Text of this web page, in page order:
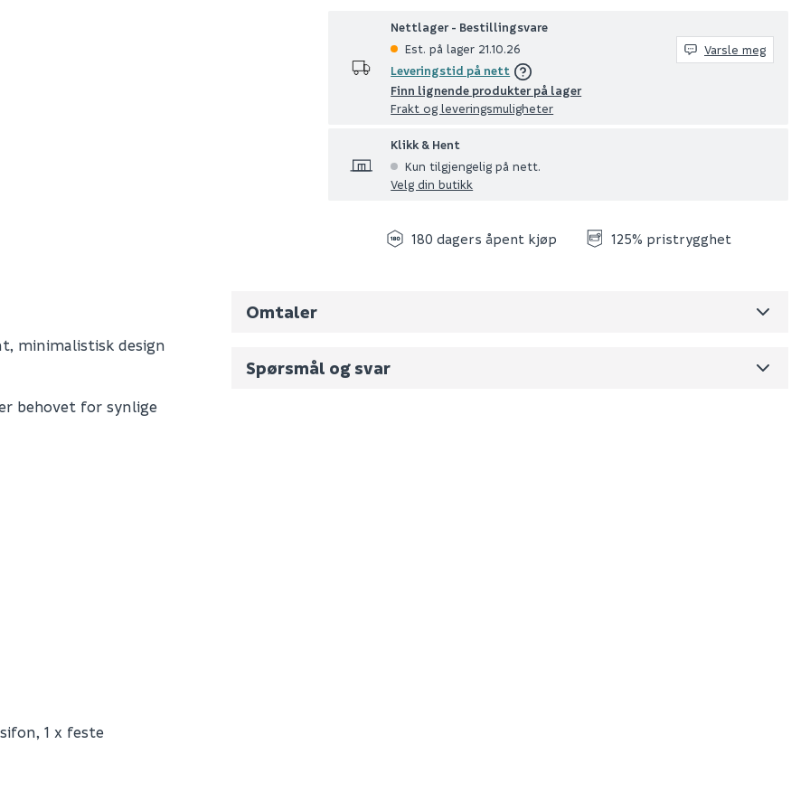
Nettlager - Bestillingsvare
Est. på lager 21.10.26
Leveringstid på nett
Finn lignende produkter på lager
Frakt og leveringsmuligheter
Varsle meg
Klikk & Hent
Kun tilgjengelig på nett.
Velg din butikk
180 dagers åpent kjøp 125% pristrygghet
minimalistisk design
behovet for synlige
1 x feste
Omtaler
Spørsmål og svar